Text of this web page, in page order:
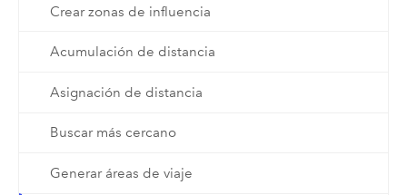
Crear zonas de influencia
Acumulación de distancia
Asignación de distancia
Buscar más cercano
Generar áreas de viaje